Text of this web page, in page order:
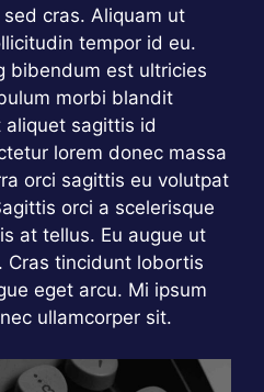
cras. Aliquam ut
tempor id eu.
bibendum est ultricies
morbi blandit
aliquet sagittis id
lorem donec massa
orci sagittis eu volutpat
orci a scelerisque
at tellus. Eu augue ut
Cras tincidunt lobortis
eget arcu. Mi ipsum
ullamcorper sit.